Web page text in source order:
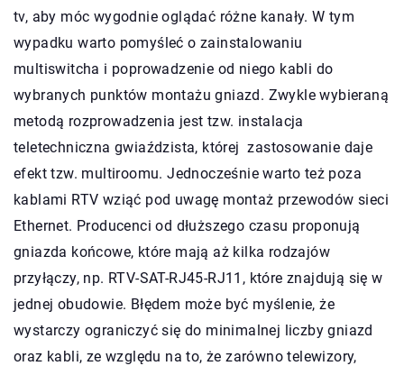
tv, aby móc wygodnie oglądać różne kanały. W tym
wypadku warto pomyśleć o zainstalowaniu
multiswitcha i poprowadzenie od niego kabli do
wybranych punktów montażu gniazd. Zwykle wybieraną
metodą rozprowadzenia jest tzw. instalacja
teletechniczna gwiaździsta, której zastosowanie daje
efekt tzw. multiroomu. Jednocześnie warto też poza
kablami RTV wziąć pod uwagę montaż przewodów sieci
Ethernet. Producenci od dłuższego czasu proponują
gniazda końcowe, które mają aż kilka rodzajów
przyłączy, np. RTV-SAT-RJ45-RJ11, które znajdują się w
jednej obudowie. Błędem może być myślenie, że
wystarczy ograniczyć się do minimalnej liczby gniazd
oraz kabli, ze względu na to, że zarówno telewizory,